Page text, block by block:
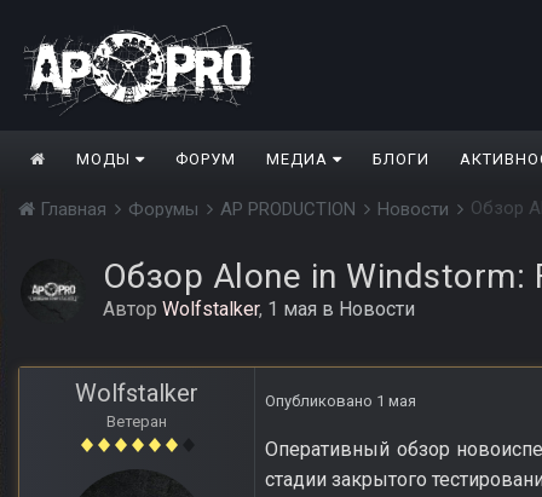
МОДЫ ФОРУМ МЕДИА БЛОГИ
Главная Форумы AP PRODUCTION Новости Обзор
Обзор Alone in Windstorm:
Автор Wolfstalker, 1 мая в Новости
Wolfstalker
Ветеран
Опубликовано 1 мая
Оперативный обзор
стадии закрытого